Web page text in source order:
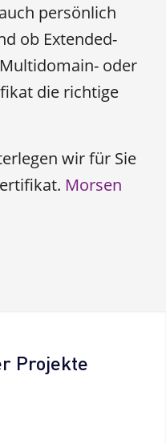
persönlich
ob Extended-
oder
die richtige
wir für Sie
Morsen
Projekte